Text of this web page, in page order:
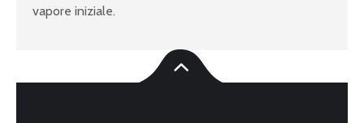
vapore iniziale.